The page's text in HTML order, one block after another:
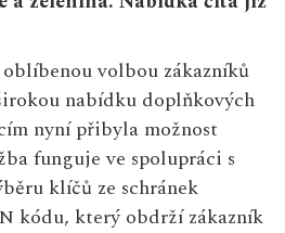
volbou zákazníků
nabídku doplňkových
nyní přibyla možnost
funguje ve spolupráci s
klíčů ze schránek
kódu, který obdrží zákazník